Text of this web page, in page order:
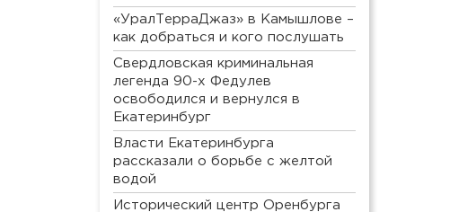
«УралТерраДжаз» в Камышлове –
как добраться и кого послушать
Свердловская криминальная
легенда 90-х Федулев
освободился и вернулся в
Екатеринбург
Власти Екатеринбурга
рассказали о борьбе с желтой
водой
Исторический центр Оренбурга